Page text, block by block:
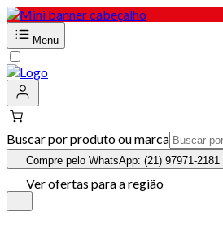
Menu
Buscar por produto ou marca
Compre pelo WhatsApp: (21) 97971-2181
Ver ofertas para a região